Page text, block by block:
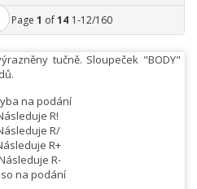
Page 1 of14 1-12/160
tučně. Sloupeček "BODY"
na podání
R!
R/
R+
R-
na podání